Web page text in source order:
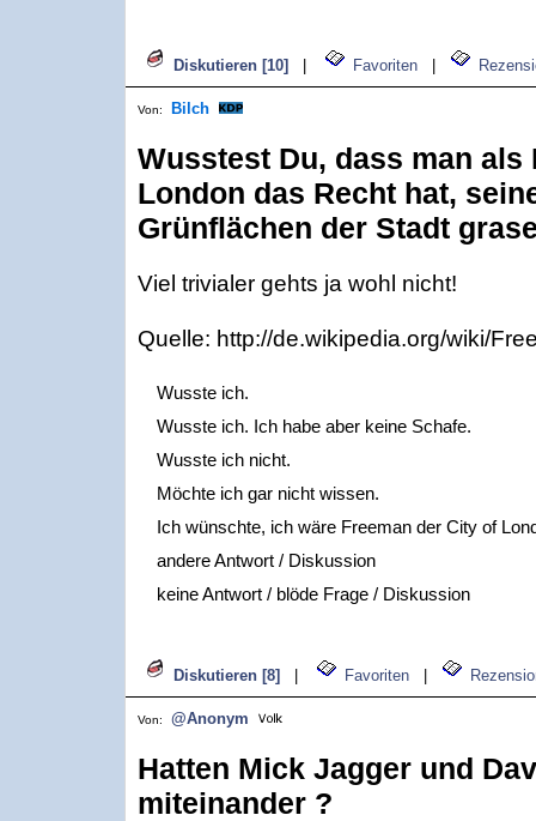
Diskutieren [10] Favoriten
Von: Bilch
Wusstest Du, dass man als
London das Recht hat,
Grünflächen der Stadt
Viel trivialer gehts ja wohl nicht!
Quelle: http://de.wikipedia.org/wiki/
Wusste ich.
Wusste ich. Ich habe aber keine Schafe.
Wusste ich nicht.
Möchte ich gar nicht wissen.
Ich wünschte, ich wäre Freeman der City of
andere Antwort / Diskussion
keine Antwort / blöde Frage / Diskussion
Diskutieren [8] Favoriten
Von: @Anonym
Hatten Mick Jagger und
miteinander ?